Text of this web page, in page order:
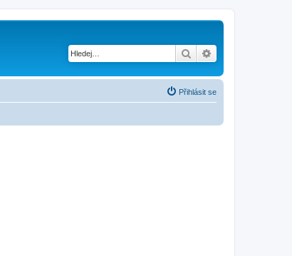
Hledat
Přihlásit se